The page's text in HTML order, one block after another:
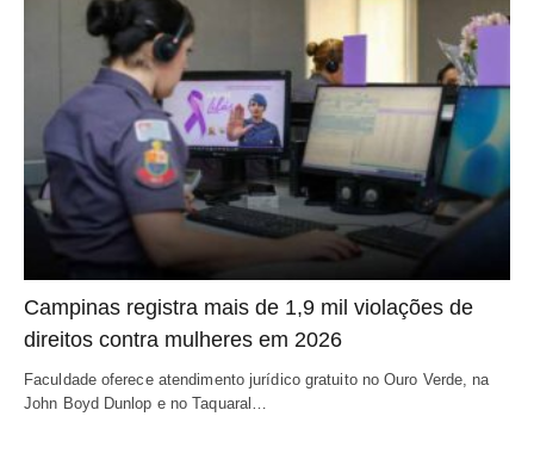
Campinas registra mais de 1,9 mil violações de
direitos contra mulheres em 2026
Faculdade oferece atendimento jurídico gratuito no Ouro Verde, na
John Boyd Dunlop e no Taquaral…